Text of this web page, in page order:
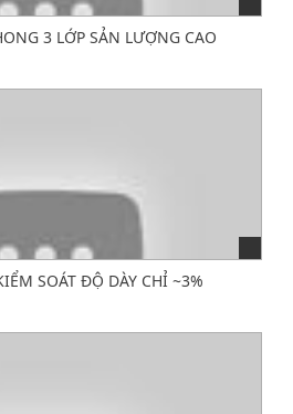
3 LỚP SẢN LƯỢNG CAO
SOÁT ĐỘ DÀY CHỈ ~3%